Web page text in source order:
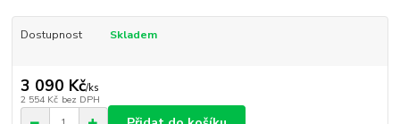
Dostupnost Skladem
3 090 Kč/ks
2 554 Kč bez DPH